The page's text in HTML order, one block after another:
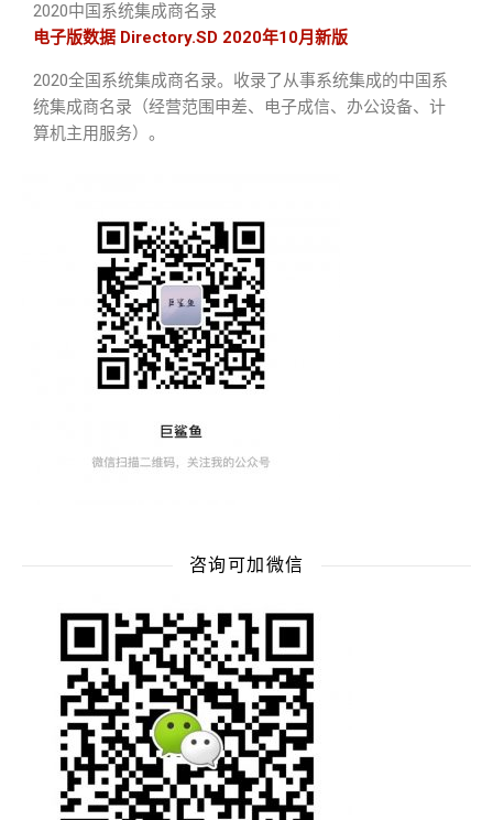
2020中国系统集成商名录
电子版数据 Directory.SD 2020年10月新版
2020全国系统集成商名录。收录了从事系统集成的中国系
统集成商名录（经营范围申差、电子成信、办公设备、计
算机主用服务）。
咨询可加微信